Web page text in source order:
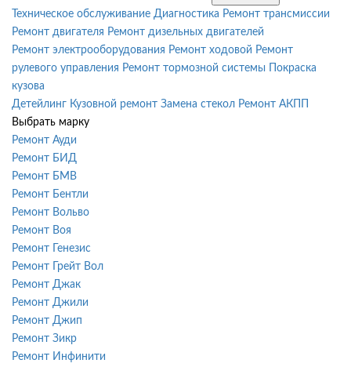
Техническое обслуживание Диагностика Ремонт трансмиссии
Ремонт двигателя Ремонт дизельных двигателей
Ремонт электрооборудования Ремонт ходовой Ремонт
рулевого управления Ремонт тормозной системы
Покраска
кузова
Детейлинг Кузовной ремонт Замена стекол Ремонт АКПП
Выбрать марку
Ремонт Ауди
Ремонт БИД
Ремонт БМВ
Ремонт Бентли
Ремонт Вольво
Ремонт Воя
Ремонт Генезис
Ремонт Грейт Вол
Ремонт Джак
Ремонт Джили
Ремонт Джип
Ремонт Зикр
Ремонт Инфинити